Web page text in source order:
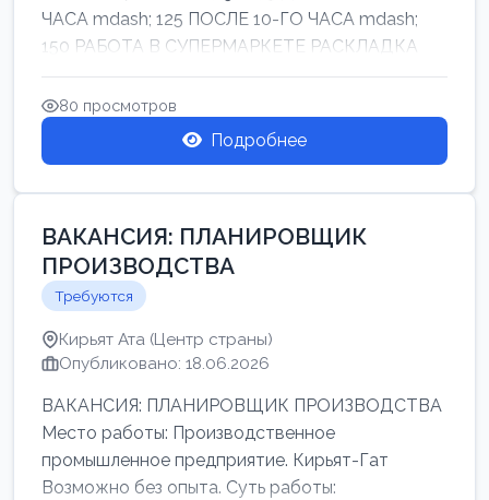
ЧАСА mdash; 125 ПОСЛЕ 10-ГО ЧАСА mdash;
150 РАБОТА В СУПЕРМАРКЕТЕ РАСКЛАДКА
ТОВАРОВ НЕ ТЯЖ...
80 просмотров
Подробнее
ВАКАНСИЯ: ПЛАНИРОВЩИК
ПРОИЗВОДСТВА
Требуются
Кирьят Ата (Центр страны)
Опубликовано: 18.06.2026
ВАКАНСИЯ: ПЛАНИРОВЩИК ПРОИЗВОДСТВА
Место работы: Производственное
промышленное предприятие. Кирьят-Гат
Возможно без опыта. Суть работы: